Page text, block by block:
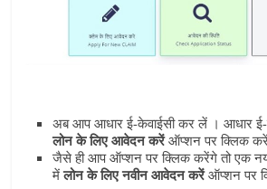
अब आप आधार ई-केवाईसी कर लें । आधार
लोन के लिए आवेदन करेंऑप्‍शन पर क्लिक
जैसे ही आप ऑप्‍शन पर क्लिक करेंगे तो एक
मेंलोन के लिए नवीन आवेदन करेंऑप्‍शन पर